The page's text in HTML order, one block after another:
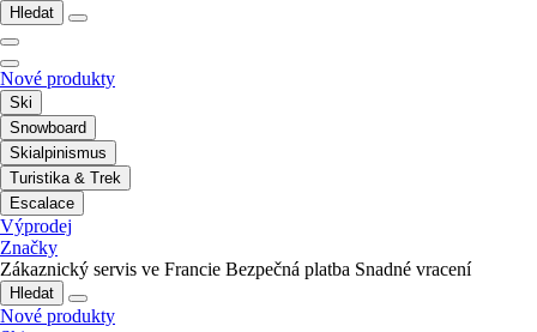
Hledat
Nové produkty
Ski
Snowboard
Skialpinismus
Turistika & Trek
Escalace
Výprodej
Značky
Zákaznický servis ve Francie Bezpečná platba Snadné vracení
Hledat
Nové produkty